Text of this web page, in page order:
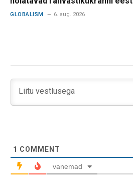
GLOBALISM 6. aug. 2026
1 COMMENT
vanemad